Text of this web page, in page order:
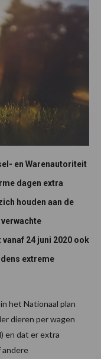
en Warenautoriteit
dagen extra
houden aan de
24 juni 2020 ook
extreme
het Nationaal plan
dieren per wagen
en dat er extra
andere